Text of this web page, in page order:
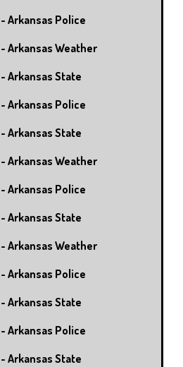
Arkansas Police
Arkansas Weather
Arkansas State
Arkansas Police
Arkansas State
Arkansas Weather
Arkansas Police
Arkansas State
Arkansas Weather
Arkansas Police
Arkansas State
Arkansas Police
Arkansas State